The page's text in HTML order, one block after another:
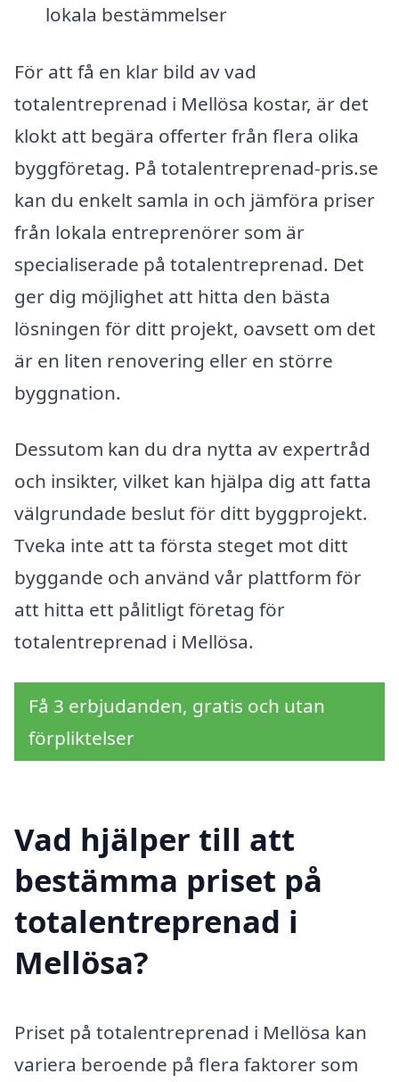
lokala bestämmelser
För att få en klar bild av vad
totalentreprenad i Mellösa kostar, är det
klokt att begära offerter från flera olika
byggföretag. På totalentreprenad-pris.se
kan du enkelt samla in och jämföra priser
från lokala entreprenörer som är
specialiserade på totalentreprenad. Det
ger dig möjlighet att hitta den bästa
lösningen för ditt projekt, oavsett om det
är en liten renovering eller en större
byggnation.
Dessutom kan du dra nytta av expertråd
och insikter, vilket kan hjälpa dig att fatta
välgrundade beslut för ditt byggprojekt.
Tveka inte att ta första steget mot ditt
byggande och använd vår plattform för
att hitta ett pålitligt företag för
totalentreprenad i Mellösa.
Få 3 erbjudanden, gratis och utan
förpliktelser
Vad hjälper till att
bestämma priset på
totalentreprenad i
Mellösa?
Priset på totalentreprenad i Mellösa kan
variera beroende på flera faktorer som